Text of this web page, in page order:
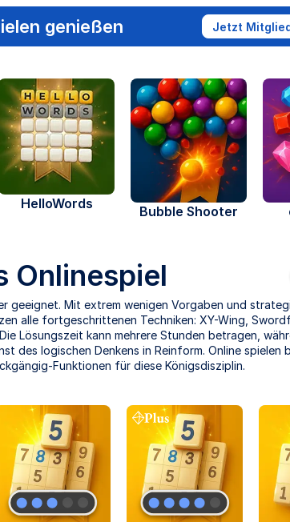
genießen Jetzt
HelloWords Bubble Shooter
Onlinespiel
geeignet. Mit extrem wenigen Vorgaben und
alle fortgeschrittenen Techniken: XY-Wing,
Lösungszeit kann mehrere Stunden betragen,
des logischen Denkens in Reinform. Online spielen
Funktionen für diese Königsdisziplin.